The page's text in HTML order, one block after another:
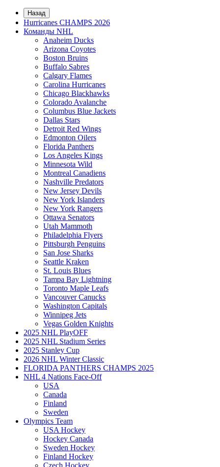
Назад
Hurricanes CHAMPS 2026
Команды NHL
Anaheim Ducks
Arizona Coyotes
Boston Bruins
Buffalo Sabres
Calgary Flames
Carolina Hurricanes
Chicago Blackhawks
Colorado Avalanche
Columbus Blue Jackets
Dallas Stars
Detroit Red Wings
Edmonton Oilers
Florida Panthers
Los Angeles Kings
Minnesota Wild
Montreal Canadiens
Nashville Predators
New Jersey Devils
New York Islanders
New York Rangers
Ottawa Senators
Utah Mammoth
Philadelphia Flyers
Pittsburgh Penguins
San Jose Sharks
Seattle Kraken
St. Louis Blues
Tampa Bay Lightning
Toronto Maple Leafs
Vancouver Canucks
Washington Capitals
Winnipeg Jets
Vegas Golden Knights
2025 NHL PlayOFF
2025 NHL Stadium Series
2025 Stanley Cup
2026 NHL Winter Classic
FLORIDA PANTHERS CHAMPS 2025
NHL 4 Nations Face-Off
USA
Canada
Finland
Sweden
Olympics Team
USA Hockey
Hockey Canada
Sweden Hockey
Finland Hockey
Czech Hockey